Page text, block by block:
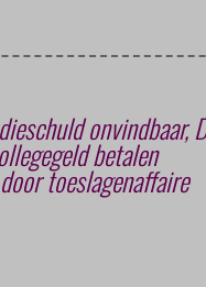
onvindbaar,
betalen
toeslagenaffaire